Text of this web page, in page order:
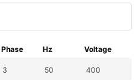
Phase Hz Voltage
3 50 400